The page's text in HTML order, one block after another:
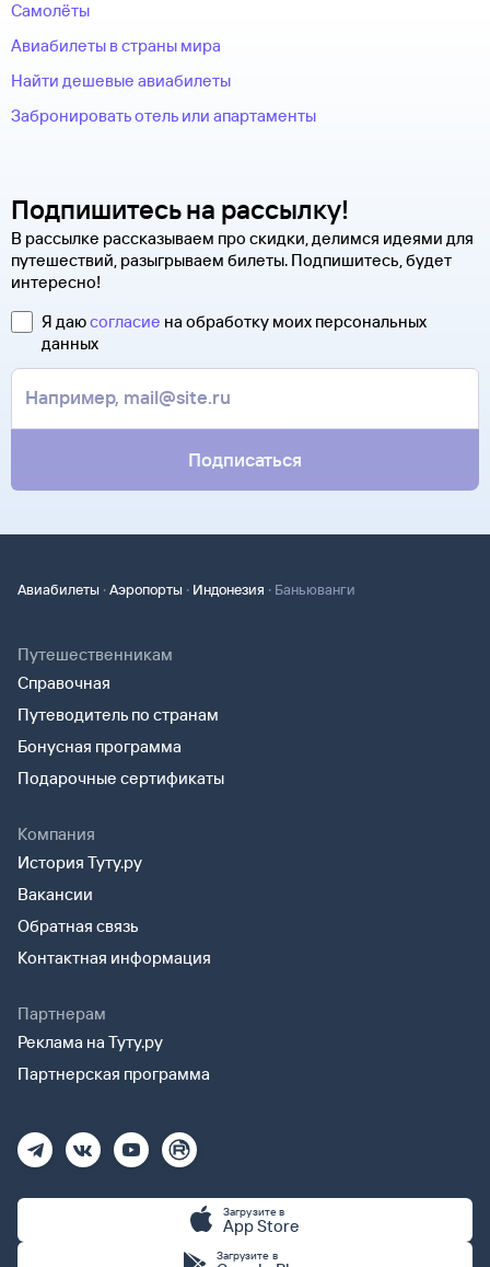
Самолёты
Авиабилеты в страны мира
Найти дешевые авиабилеты
Забронировать отель или апартаменты
Подпишитесь на рассылку!
В рассылке рассказываем про скидки, делимся идеями для
путешествий, разыгрываем билеты. Подпишитесь, будет
интересно!
Я даюсогласие на обработку моих персональных
данных
Подписаться
Авиабилеты ·Аэропорты · Индонезия · Баньюванги
Путешественникам
Справочная
Путеводитель по странам
Бонусная программа
Подарочные сертификаты
Компания
История Туту.ру
Вакансии
Обратная связь
Контактная информация
Партнерам
Реклама на Туту.ру
Партнерская программа
Загрузите в
App Store
Загрузите в